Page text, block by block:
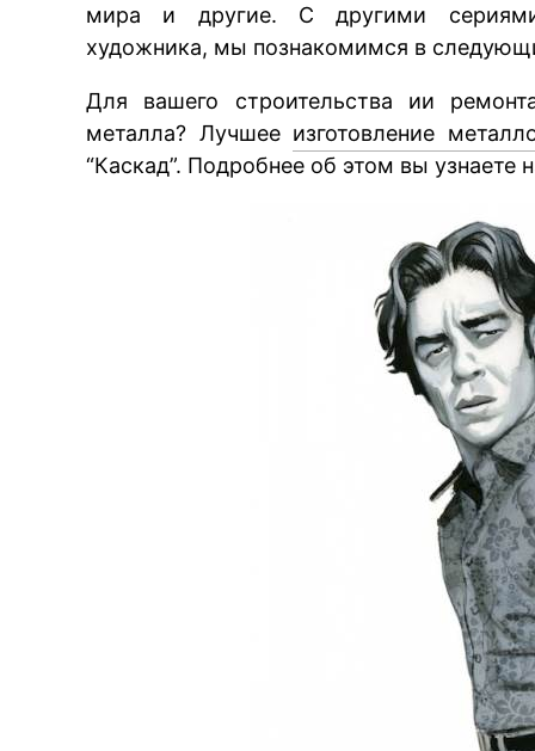
мира и другие. С другими сериями
художника, мы познакомимся в
Для вашего строительства ии
металла? Лучшее изготовление
“Каскад”. Подробнее об этом вы